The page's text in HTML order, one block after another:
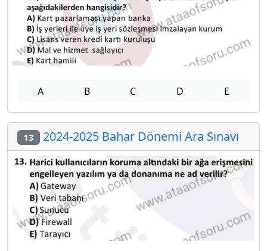
A B C D E
13 2024-2025 Bahar Dönemi Ara Sınavı